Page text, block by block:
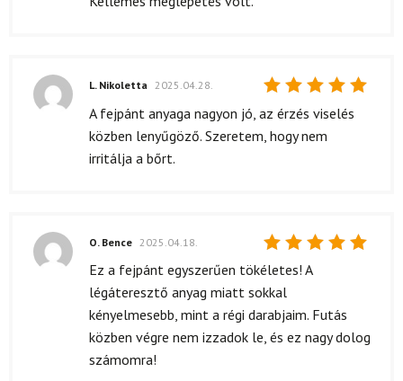
Értékelés:
L. Nikoletta 2025.04.28.
A fejpánt anyaga nagyon jó, az érzés viselés
közben lenyűgöző. Szeretem, hogy nem
irritálja a bőrt.
Értékelés:
O. Bence 2025.04.18.
Ez a fejpánt egyszerűen tökéletes! A
légáteresztő anyag miatt sokkal
kényelmesebb, mint a régi darabjaim. Futás
közben végre nem izzadok le, és ez nagy dolog
számomra!